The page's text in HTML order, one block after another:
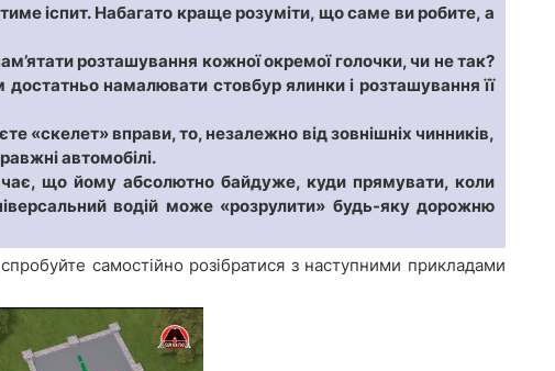
іспит. Набагато краще розуміти, що саме ви робите, а
розташування кожної окремої голочки, чи не так?
намалювати стовбур ялинки і розташування її
«скелет» вправи, то, незалежно від зовнішніх чинників,
автомобілі.
що йому абсолютно байдуже, куди прямувати, коли
водій може «розрулити» будь-яку дорожню
самостійно розібратися з наступними прикладами